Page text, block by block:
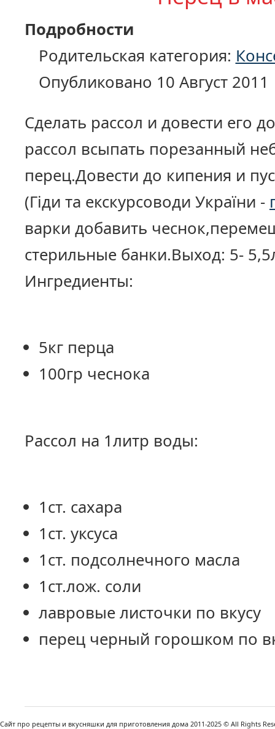
Подробности
Родительская категория:
Опубликовано 10 Август 2011
Сделать рассол и довести его
рассол всыпать порезанный
перец.Довести до кипения и
(Гіди та екскурсоводи України -
варки добавить
стерильные банки.Выход: 5-
Ингредиенты:
5кг перца
100гр чеснока
Рассол на 1литр воды:
1ст. сахара
1ст. уксуса
1ст. подсолнечного масла
1ст.лож. соли
лавровые листочки по вкусу
перец черный горошком по
Сайт про рецепты и вкусняшки для приготовления дома 2011-2025 © All Rights